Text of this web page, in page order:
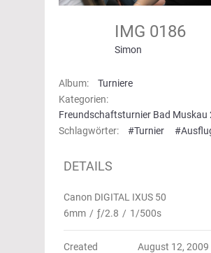
IMG 0186
Simon
Album:
Turniere
Kategorien:
Freundschaftsturnier Bad Muskau
Schlagwörter:
#Turnier
DETAILS
Canon DIGITAL IXUS 50
6mm / ƒ/2.8 / 1/500s
Created
August 12, 2009